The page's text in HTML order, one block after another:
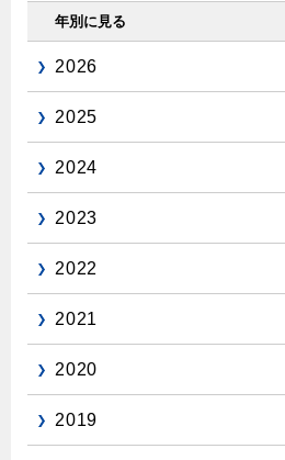
長期使用製品安全点検制度について
換気と給排気設備の注意点
冬季の注意
保安体制
保安体制について
各種手続き
ガス使用開始のご案内
ガス使用停止のご案内
年別に見る
2026
2025
2024
2023
2022
2021
2020
2019